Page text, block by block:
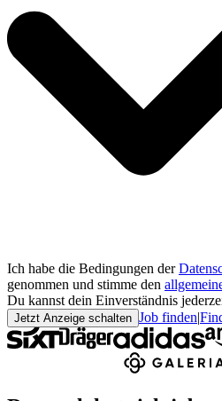
Ich habe die Bedingungen der
genommen und stimme den
Du kannst dein Einverständnis
Jetzt Anzeige schalten Job finden|